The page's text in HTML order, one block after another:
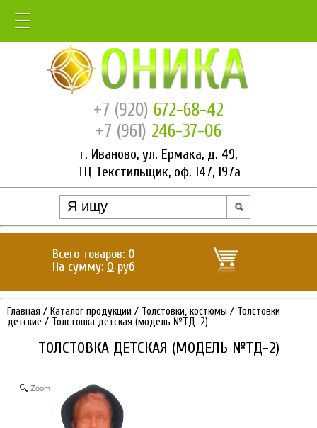
+7 (920) 672-68-42
+7 (961) 246-37-06
г. Иваново, ул. Ермака, д. 49,
ТЦ Текстильщик, оф. 147, 197а
Всего товаров: 0
На сумму: 0 руб
Главная / Каталог продукции / Толстовки, костюмы / Толстовки
детские / Толстовка детская (модель №ТД-2)
ТОЛСТОВКА ДЕТСКАЯ (МОДЕЛЬ №ТД-2)
Zoom